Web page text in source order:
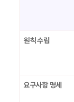
원칙 수립
요구사항 명세